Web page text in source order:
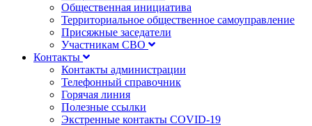
Общественная инициатива
Территориальное общественное самоуправление
Присяжные заседатели
Участникам СВО
Контакты
Контакты администрации
Телефонный справочник
Горячая линия
Полезные ссылки
Экстренные контакты COVID-19